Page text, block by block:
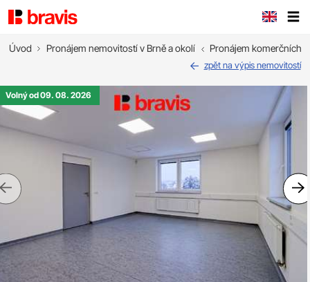
Úvod Pronájem nemovitostí v Brně a okolí Pronájem komerčních
zpět na výpis nemovitostí
Volný od 09. 08. 2026